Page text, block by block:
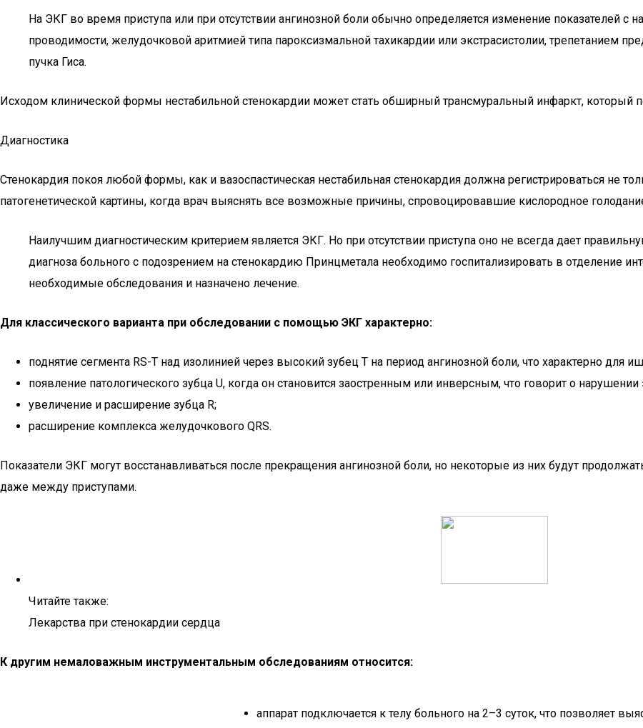
На ЭКГ во время приступа или при отсутствии ангинозной боли обычно определяется изменение показателей с
проводимости, желудочковой аритмией типа пароксизмальной тахикардии или экстрасистолии, трепетанием
пучка Гиса.
Исходом клинической формы нестабильной стенокардии может стать обширный трансмуральный инфаркт, который
Диагностика
Стенокардия покоя любой формы, как и вазоспастическая нестабильная стенокардия должна регистрироваться не
патогенетической картины, когда врач выяснять все возможные причины, спровоцировавшие кислородное
Наилучшим диагностическим критерием является ЭКГ. Но при отсутствии приступа оно не всегда дает
диагноза больного с подозрением на стенокардию Принцметала необходимо госпитализировать в отделение
необходимые обследования и назначено лечение.
Для классического варианта при обследовании с помощью ЭКГ характерно:
поднятие сегмента RS-T над изолинией через высокий зубец T на период ангинозной боли, что характерно для
появление патологического зубца U, когда он становится заостренным или инверсным, что говорит о
увеличение и расширение зубца R;
расширение комплекса желудочкового QRS.
Показатели ЭКГ могут восстанавливаться после прекращения ангинозной боли, но некоторые из них будут
даже между приступами.
Читайте также:
Лекарства при стенокардии сердца
К другим немаловажным инструментальным обследованиям относится:
аппарат подключается к телу больного на 2–3 суток, что позволяет